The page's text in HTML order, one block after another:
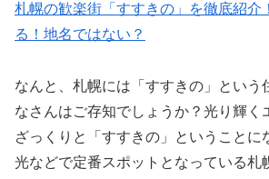
札幌の歓楽街「すすきの」を徹底紹介
る！地名ではない？
なんと、札幌には「すすきの」という
なさんはご存知でしょうか？光り輝く
ざっくりと「すすきの」ということに
光などで定番スポットとなっている札